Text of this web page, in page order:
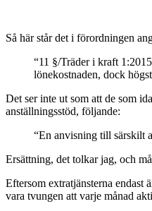
Så här står det i förordningen
“11 §/Träder i kraft
lönekostnaden, dock
Det ser inte ut som att de som
anställningsstöd, följande:
“En anvisning till särskilt
Ersättning, det tolkar jag, och
Eftersom extratjänsterna endast
vara tvungen att varje månad